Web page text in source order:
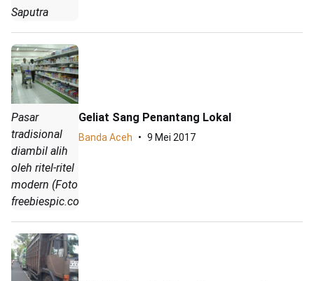
Saputra
Pasar
tradisional
diambil alih
oleh ritel-ritel
modern (Foto
freebiespic.com)
Geliat Sang Penantang Lokal
Banda Aceh 9 Mei 2017